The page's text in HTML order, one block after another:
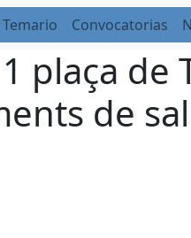
Temario Convocatorias
plaça
de